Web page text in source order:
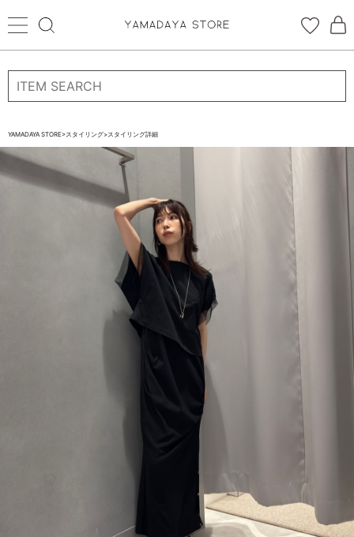
ログイン 新規会員登録
CATEGORYから探す
STORE BRAND・LABELから探す
YAMADAYA STORE>スタイリング>スタイリング詳細